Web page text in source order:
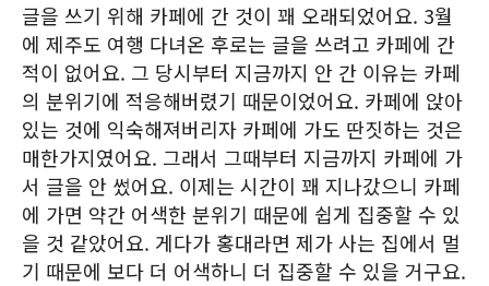
글을 쓰기 위해 카페에 간 것이 꽤 오래되었어요. 3월
에 제주도 여행 다녀온 후로는 글을 쓰려고 카페에 간
적이 없어요. 그 당시부터 지금까지 안 간 이유는 카페
의 분위기에 적응해버렸기 때문이었어요. 카페에 앉아
있는 것에 익숙해져버리자 카페에 가도 딴짓하는 것은
매한가지였어요. 그래서 그때부터 지금까지 카페에 가
서 글을 안 썼어요. 이제는 시간이 꽤 지나갔으니 카페
에 가면 약간 어색한 분위기 때문에 쉽게 집중할 수 있
을 것 같았어요. 게다가 홍대라면 제가 사는 집에서 멀
기 때문에 보다 더 어색하니 더 집중할 수 있을 거구요.